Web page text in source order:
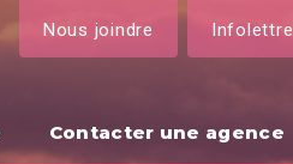
Nous joindre Infolettre
Contacter une agence